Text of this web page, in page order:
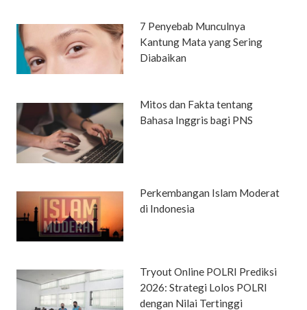
7 Penyebab Munculnya
Kantung Mata yang Sering
Diabaikan
Mitos dan Fakta tentang
Bahasa Inggris bagi PNS
Perkembangan Islam Moderat
di Indonesia
Tryout Online POLRI Prediksi
2026: Strategi Lolos POLRI
dengan Nilai Tertinggi